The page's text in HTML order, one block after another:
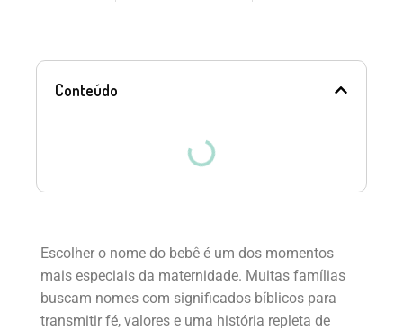
Conteúdo
Escolher o nome do bebê é um dos momentos
mais especiais da maternidade. Muitas famílias
buscam nomes com significados bíblicos para
transmitir fé, valores e uma história repleta de